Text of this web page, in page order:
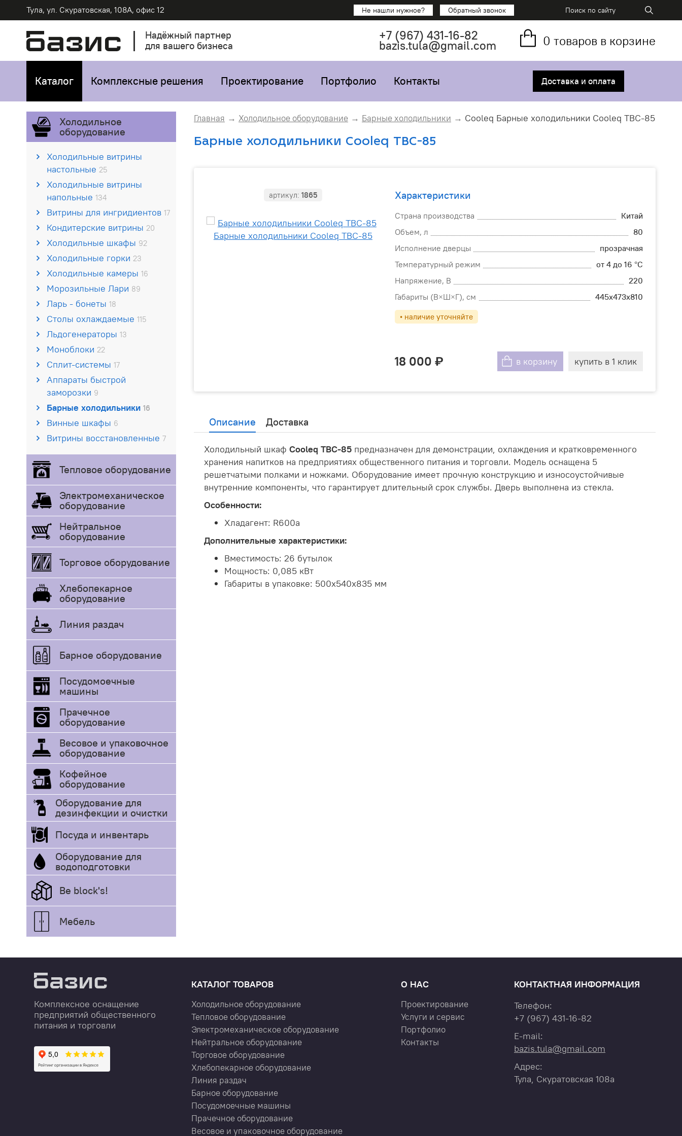
Тула, ул. Скуратовская, 108А, офис 12 Не нашли нужное? Обратный звонок
Надёжный партнер
для вашего бизнеса
+7 (967) 431-16-82
bazis.tula@gmail.com 0 товаров в корзине
Каталог Комплексные решения Проектирование Портфолио Контакты Доставка и оплата
Холодильное
оборудование
Холодильные витрины
настольные 25
Холодильные витрины
напольные 134
Витрины для ингридиентов 17
Кондитерские витрины 20
Холодильные шкафы 92
Холодильные горки 23
Холодильные камеры 16
Морозильные Лари 89
Ларь - бонеты 18
Столы охлаждаемые 115
Льдогенераторы 13
Моноблоки 22
Сплит-системы 17
Аппараты быстрой
заморозки 9
Барные холодильники 16
Винные шкафы 6
Витрины восстановленные 7
Тепловое оборудование
Электромеханическое
оборудование
Нейтральное
оборудование
Торговое оборудование
Хлебопекарное
оборудование
Линия раздач
Барное оборудование
Посудомоечные
машины
Прачечное
оборудование
Весовое и упаковочное
оборудование
Кофейное
оборудование
Оборудование для
дезинфекции и очистки
Посуда и инвентарь
Оборудование для
водоподготовки
Be block's!
Мебель
Главная Холодильное оборудование Барные холодильники Cooleq Барные холодильники Cooleq TBC-85
Барные холодильники Cooleq TBC-85
артикул: 1865 Характеристики
Страна производства
Китай
Объем, л
80
Исполнение дверцы
прозрачная
Температурный режим
от 4 до 16 °C
Напряжение, В
220
Габариты (В×Ш×Г), см
445х473х810
• наличие уточняйте
18 000 в корзину купить в 1 клик
Описание Доставка
Холодильный шкаф Cooleq TBC-85 предназначен для демонстрации, охлаждения и кратковременного
хранения напитков на предприятиях общественного питания и торговли. Модель оснащена 5
решетчатыми полками и ножками. Оборудование имеет прочную конструкцию и износоустойчивые
внутренние компоненты, что гарантирует длительный срок службы. Дверь выполнена из стекла.
Особенности:
Хладагент: R600a
Дополнительные характеристики:
Вместимость: 26 бутылок
Мощность: 0,085 кВт
Габариты в упаковке: 500x540x835 мм
Комплексное оснащение
предприятий общественного
питания и торговли
КАТАЛОГ ТОВАРОВ
Холодильное оборудование
Тепловое оборудование
Электромеханическое оборудование
Нейтральное оборудование
Торговое оборудование
Хлебопекарное оборудование
Линия раздач
Барное оборудование
Посудомоечные машины
Прачечное оборудование
Весовое и упаковочное оборудование
О НАС
Проектирование
Услуги и сервис
Портфолио
Контакты
КОНТАКТНАЯ ИНФОРМАЦИЯ
Телефон:
+7 (967) 431-16-82
E-mail:
bazis.tula@gmail.com
Адрес:
Тула, Скуратовская 108а